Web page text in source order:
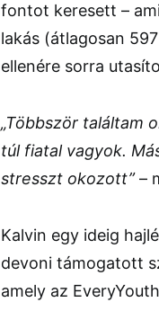
fontot keresett –
lakás (átlagosan
ellenére sorra
„Többször találtam
túl fiatal vagyok.
stresszt okozott”–
Kalvin egy ideig
devoni támogatott
amely az